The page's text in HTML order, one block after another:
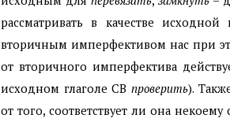
рассматривать в качестве
вторичным имперфективом нас при
от вторичного имперфектива
исходном глаголе СВпроверить).
от того, соответствует ли она